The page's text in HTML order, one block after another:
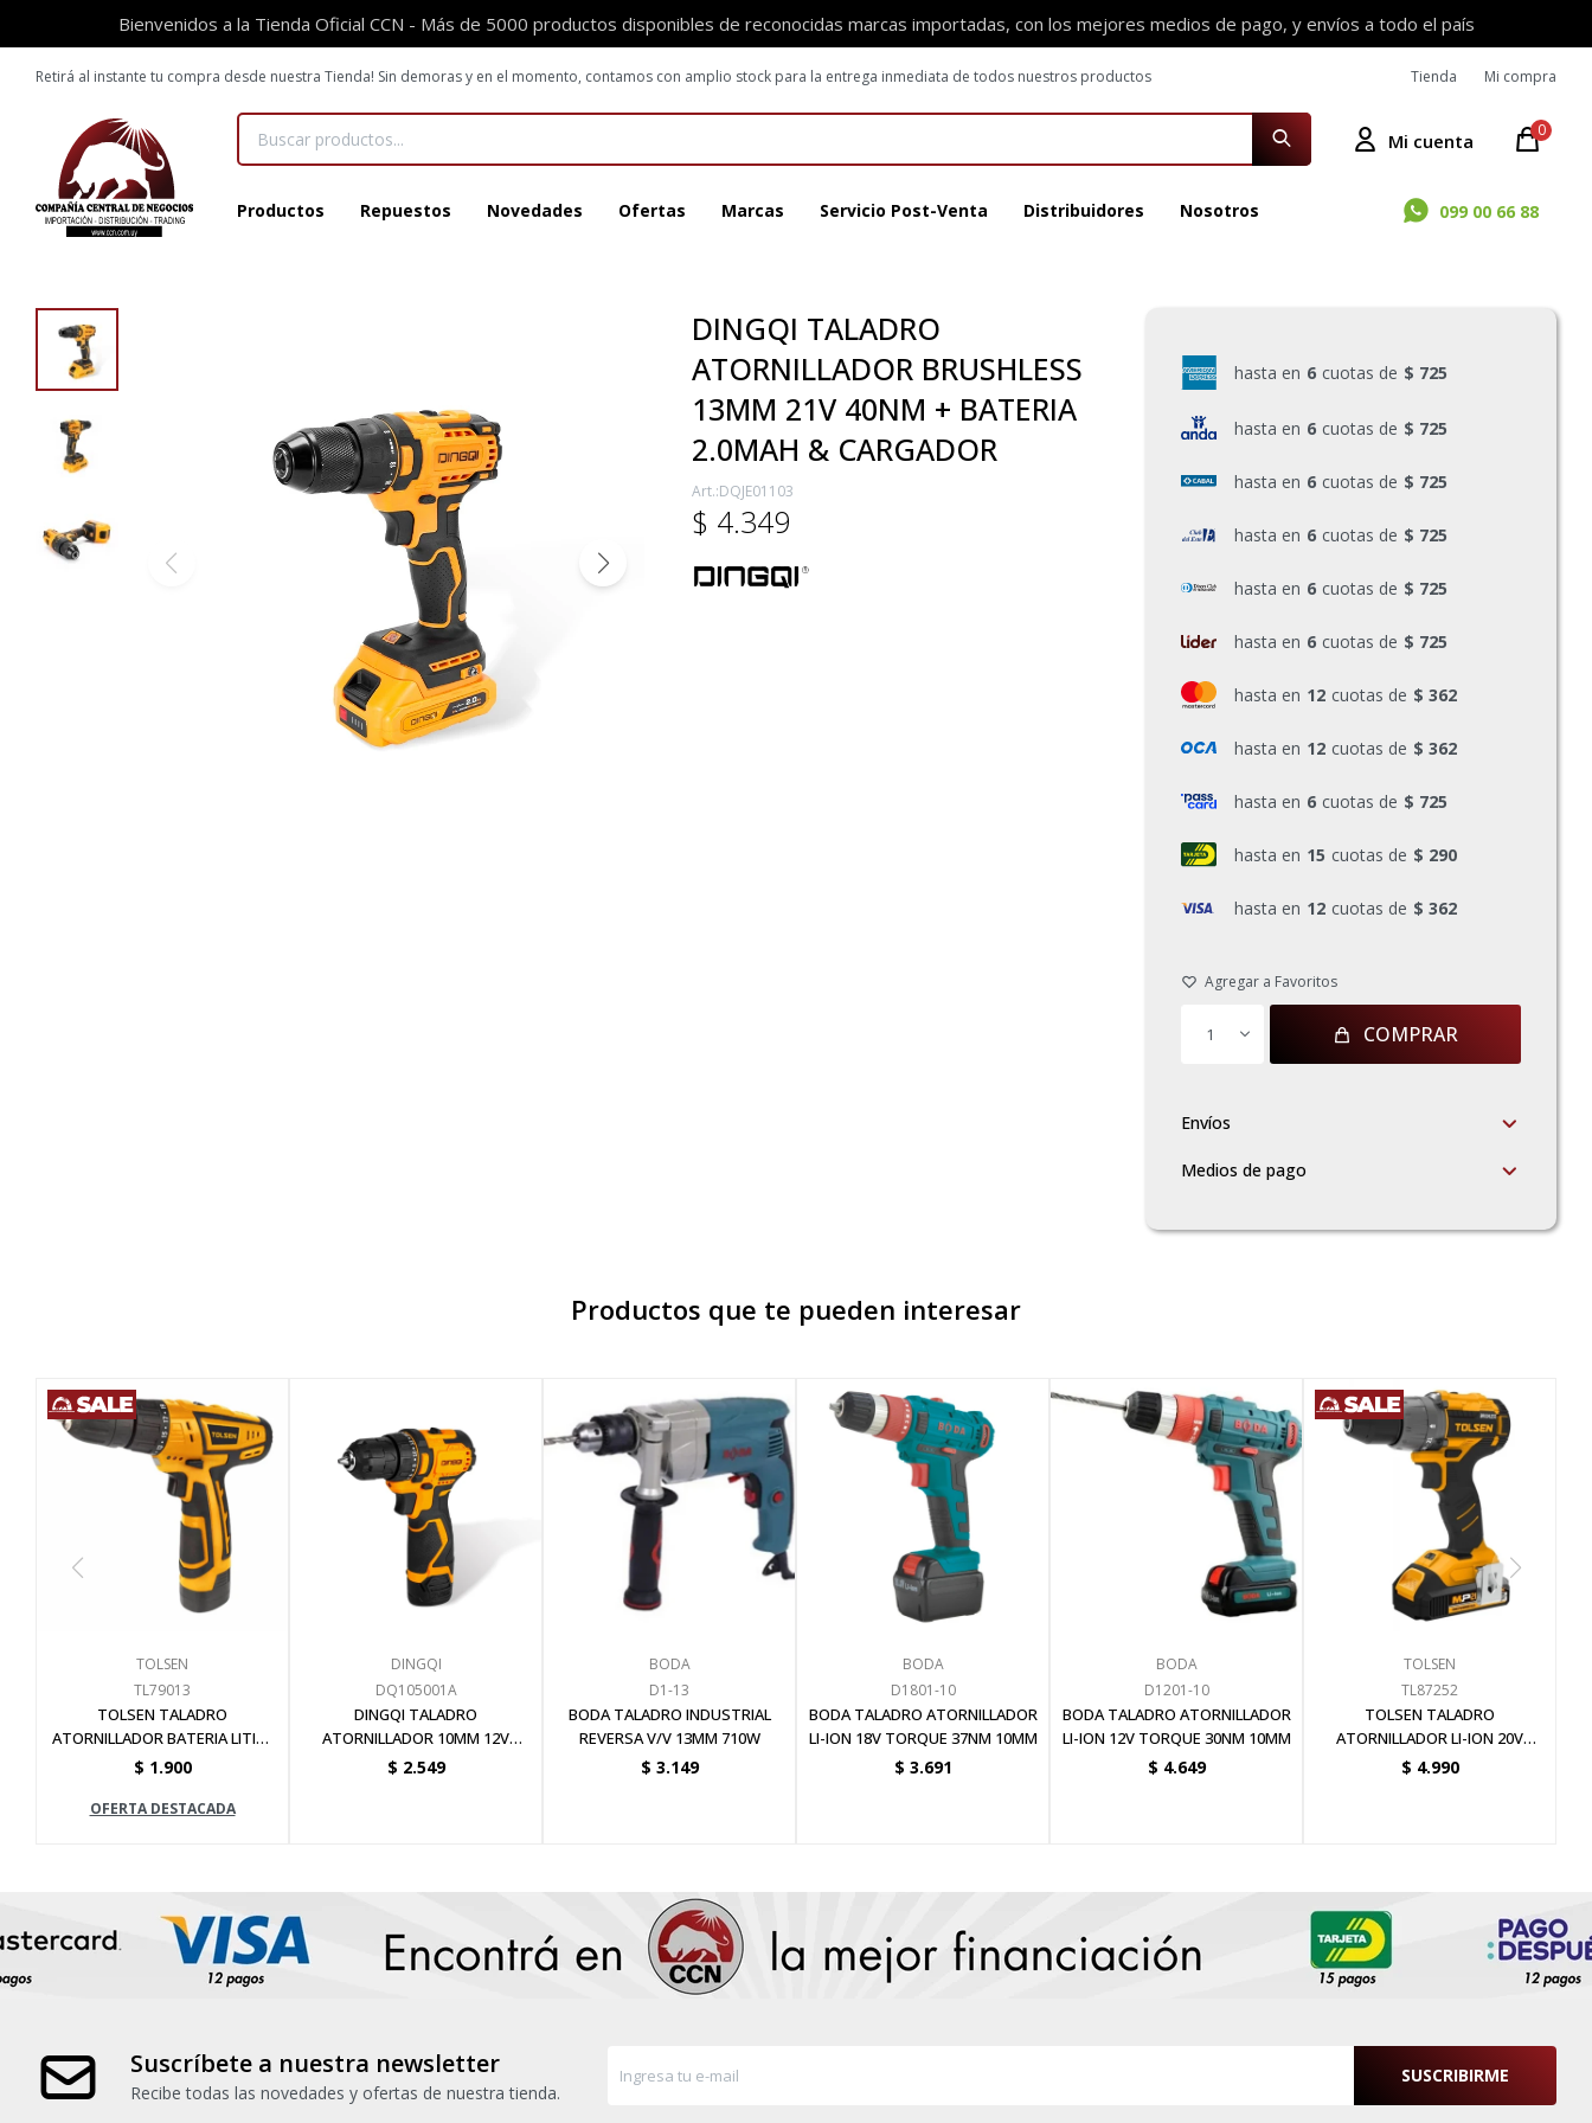
Bienvenidos a la Tienda Oficial CCN - Más de 5000 productos disponibles de reconocidas marcas importadas, con los mejores medios de pago, y envíos a todo el país
Productos Repuestos Novedades Ofertas Marcas Servicio Post-Venta Distribuidores Nosotros 099 00 66 88
0
Retirá al instante tu compra desde nuestra Tienda! Sin demoras y en el momento, contamos con amplio stock para la entrega inmediata de todos nuestros productos Tienda Mi compra
DINGQI TALADRO
ATORNILLADOR BRUSHLESS
13MM 21V 40NM + BATERIA
2.0MAH & CARGADOR
DQJE01103
$ 4.349
hasta en 6 cuotas de $ 725
hasta en 6 cuotas de $ 725
hasta en 6 cuotas de $ 725
hasta en 6 cuotas de $ 725
hasta en 6 cuotas de $ 725
hasta en 6 cuotas de $ 725
hasta en 12 cuotas de $ 362
hasta en 12 cuotas de $ 362
hasta en 6 cuotas de $ 725
hasta en 15 cuotas de $ 290
hasta en 12 cuotas de $ 362
1 COMPRAR
Envíos
Medios de pago
Productos que te pueden interesar
TOLSEN
TL79013
TOLSEN TALADRO
ATORNILLADOR BATERIA LITIO-
ION 10.8 V
$ 1.900
OFERTA DESTACADA
DINGQI
DQ105001A
DINGQI TALADRO
ATORNILLADOR 10MM 12V
25NM 18+1 + 2 BATERIAS &
$ 2.549
BODA
D1-13
BODA TALADRO INDUSTRIAL
REVERSA V/V 13MM 710W
$ 3.149
BODA
D1801-10
BODA TALADRO ATORNILLADOR
LI-ION 18V TORQUE 37NM 10MM
$ 3.691
BODA
D1201-10
BODA TALADRO ATORNILLADOR
LI-ION 12V TORQUE 30NM 10MM
$ 4.649
TOLSEN
TL87252
TOLSEN TALADRO
ATORNILLADOR LI-ION 20V
13MM 58NM 1BAT (S)
$ 4.990
Suscríbete a nuestra newsletter
Recibe todas las novedades y ofertas de nuestra tienda.
SUSCRIBIRME